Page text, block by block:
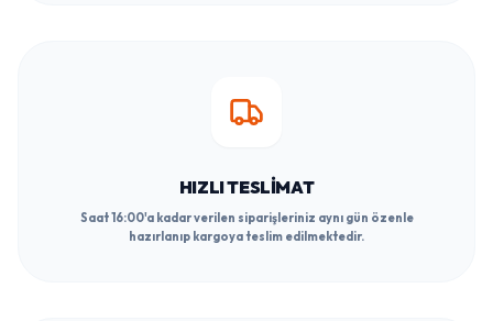
HIZLI TESLIMAT
Saat 16:00'a kadar verilen siparişleriniz aynı gün özenle
hazırlanıp kargoya teslim edilmektedir.